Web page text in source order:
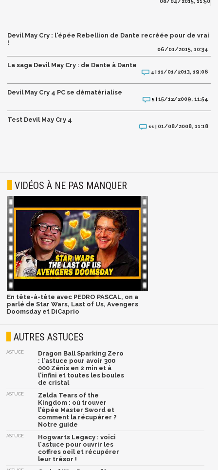
Devil May Cry : l'épée Rebellion de Dante recréée pour de vrai
!
06/01/2015, 10:34
La saga Devil May Cry : de Dante à Dante
4 |11/01/2013, 19:06
Devil May Cry 4 PC se dématérialise
5 |15/12/2009, 11:54
Test Devil May Cry 4
11 | 01/08/2008, 11:18
VIDÉOS À NE PAS MANQUER
En tête-à-tête avec PEDRO PASCAL, on a
parlé de Star Wars, Last of Us, Avengers
Doomsday et DiCaprio
AUTRES ASTUCES
ASTUCE
Dragon Ball Sparking Zero
: l'astuce pour avoir 300
000 Zénis en 2 min et à
l'infini et toutes les boules
de cristal
ASTUCE
Zelda Tears of the
Kingdom : où trouver
l'épée Master Sword et
comment la récupérer ?
Notre guide
ASTUCE
Hogwarts Legacy : voici
l'astuce pour ouvrir les
coffres oeil et récupérer
leur trésor !